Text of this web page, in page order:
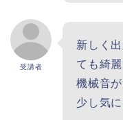
受講者
新しく
ても綺
機械音
少し気